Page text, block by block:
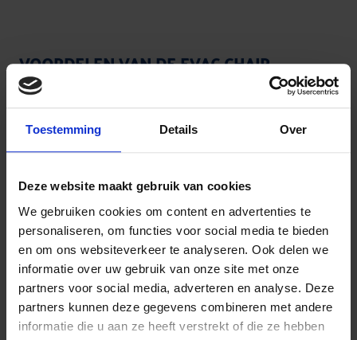
Toestemming Details Over
Deze website maakt gebruik van cookies
We gebruiken cookies om content en advertenties te
personaliseren, om functies voor social media te bieden
en om ons websiteverkeer te analyseren. Ook delen we
informatie over uw gebruik van onze site met onze
partners voor social media, adverteren en analyse. Deze
partners kunnen deze gegevens combineren met andere
informatie die u aan ze heeft verstrekt of die ze hebben
VOORDELEN VAN DE EVAC CHAIR
EVACUATIESTOEL OP EEN RIJ
De Evac+Chair biedt een aantal voordelen tijdens
worden
De evacuatiestoel is door één persoon te
bedienen
Binnen enkele seconden is de Evac Chair
gebruiksklaar
De snelheid waarmee afgedaald wordt is zelf te
bepalen
Past in elk veiligheids- en BHV plan!